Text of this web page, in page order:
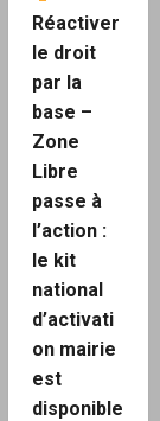
Réactiver
le droit
par la
base –
Zone
Libre
passe à
l’action :
le kit
national
d’activati
on mairie
est
disponible